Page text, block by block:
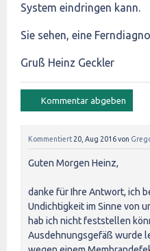
System eindringen kann.
Sie sehen, eine
Gruß Heinz Geckler
Kommentiert 20, Aug 2016von
Guten Morgen Heinz,
danke für Ihre Antwort, ich
Undichtigkeit im Sinne von
hab ich nicht feststellen
Ausdehnungsgefäß wurde